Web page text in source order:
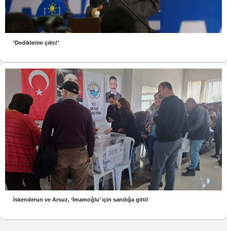
‘Dediklerim çıktı!’
İskenderun ve Arsuz, ‘İmamoğlu’ için sandığa gitti!